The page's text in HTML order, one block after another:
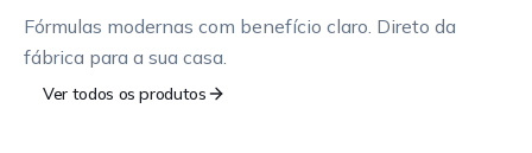
Fórmulas modernas com benefício claro. Direto da
fábrica para a sua casa.
Ver todos os produtos